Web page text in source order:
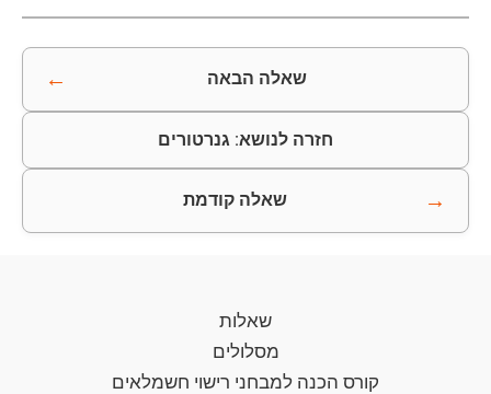
שאלה הבאה ←
חזרה לנושא: גנרטורים
→ שאלה קודמת
שאלות
מסלולים
קורס הכנה למבחני רישוי חשמלאים